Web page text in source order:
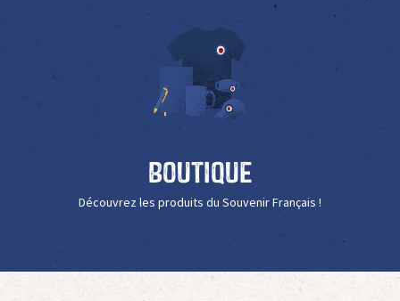
Boutique
Découvrez les produits du Souvenir Français !